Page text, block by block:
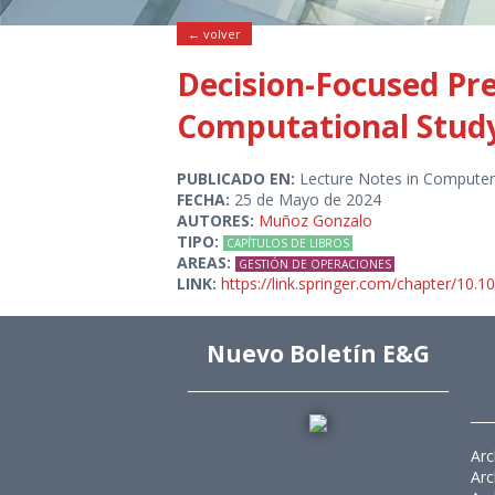
← volver
Decision-Focused
Computational
PUBLICADO EN: Lecture Notes in
FECHA: 25 de Mayo de 2024
AUTORES: Muñoz Gonzalo
TIPO:
CAPÍTULOS DE LIBROS
AREAS: GESTIÓN DE OPERACIONES
LINK: https://link.springer.com/chapter/
Nuevo Boletín E&G